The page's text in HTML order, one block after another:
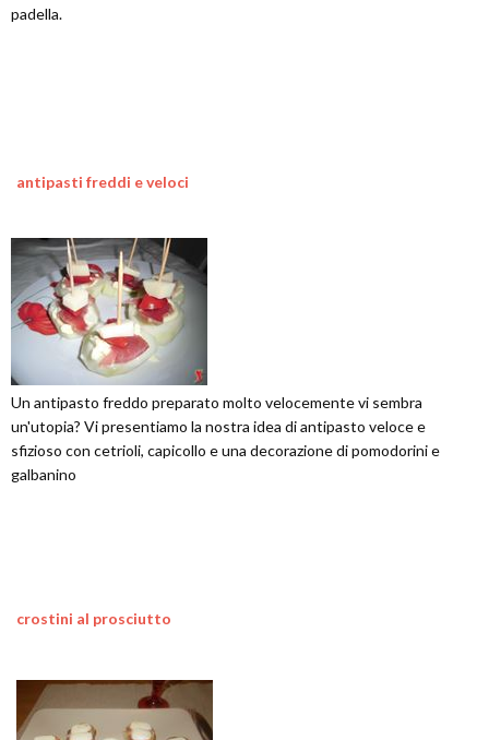
padella.
antipasti freddi e veloci
Un antipasto freddo preparato molto velocemente vi sembra
un'utopia? Vi presentiamo la nostra idea di antipasto veloce e
sfizioso con cetrioli, capicollo e una decorazione di pomodorini e
galbanino
crostini al prosciutto